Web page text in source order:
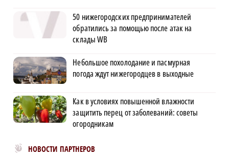
50 нижегородских предпринимателей
обратились за помощью после атак на
склады WB
Небольшое похолодание и пасмурная
погода ждут нижегородцев в выходные
Как в условиях повышенной влажности
защитить перец от заболеваний: советы
огородникам
НОВОСТИ ПАРТНЕРОВ
Новости МирТесен